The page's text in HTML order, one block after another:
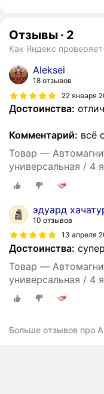
Отзывы · 2
Как Яндекс
Aleksei
18 отзывов
22 января
Достоинства:
Комментарий: всё
Товар —
универсальная / 4
GPS / Bluetooth /
Android Auto
эдуард
10 отзывов
13 апреля
Достоинства:
Товар —
универсальная / 4
GPS / Bluetooth /
Android Auto
Больше отзывов про